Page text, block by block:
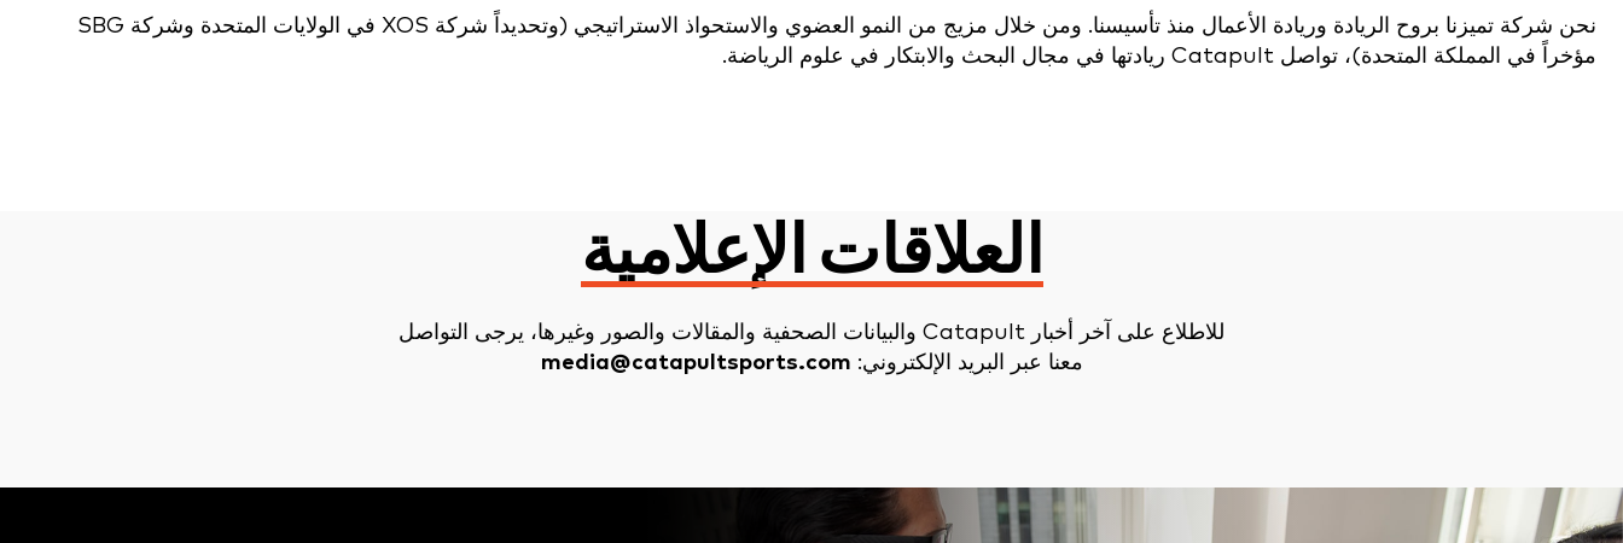
نحن شركة تميزنا بروح الريادة وريادة الأعمال منذ تأسيسنا. ومن خلال مزيج من النمو العضوي والاستحواذ الاستراتيجي (وتحديداً شركة XOS في الولايات المتحدة وشركة SBG
مؤخراً في المملكة المتحدة)، تواصل Catapult ريادتها في مجال البحث والابتكار في علوم الرياضة.
العلاقات الإعلامية
للاطلاع على آخر أخبار Catapult والبيانات الصحفية والمقالات والصور وغيرها، يرجى التواصل
معنا عبر البريد الإلكتروني: media@catapultsports.com